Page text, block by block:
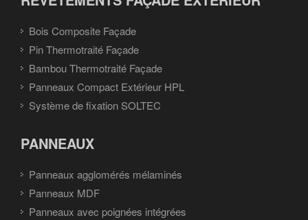
Bois Composite Façade
Pin Thermotraité Façade
Bambou Thermotraité Façade
Panneaux Compact Extérieur HPL
Système de fixation SOLTEC
PANNEAUX
Panneaux agglomérés mélaminés
Panneaux MDF
Panneaux avec poignées intégrées